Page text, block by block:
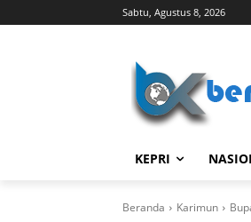
Sabtu, Agustus 8, 2026
KEPRI
Beranda Karimun